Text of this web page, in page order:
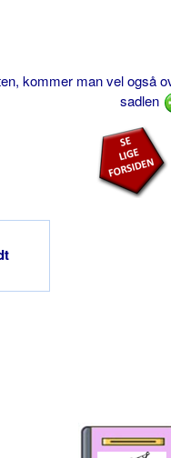
kommer man vel også
sadlen